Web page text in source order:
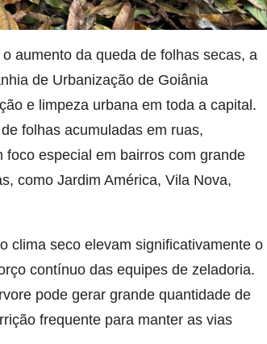
aumento da queda de folhas secas, a
de Urbanização de Goiânia
e limpeza urbana em toda a capital.
folhas acumuladas em ruas,
especial em bairros com grande
como Jardim América, Vila Nova,
clima seco elevam significativamente o
contínuo das equipes de zeladoria.
pode gerar grande quantidade de
frequente para manter as vias